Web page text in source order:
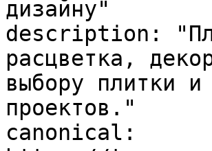
дизайну"
description:
расцветка,
выбору плитки
проектов."
canonical: